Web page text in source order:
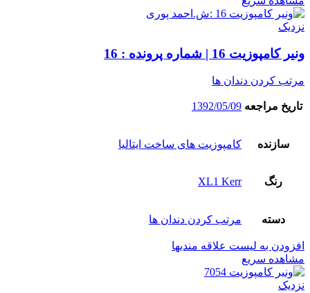
نزدیک
ونیر کامپوزیت 16 | شماره پرونده : 16
مرتب کردن دندان ها
تاریخ مراجعه 1392/05/09
سازنده کامپوزیت های ساخت ایتالیا
رنگ XL1 Kerr
دسته مرتب کردن دندان ها
افزودن به لیست علاقه مندیها
مشاهده سریع
نزدیک